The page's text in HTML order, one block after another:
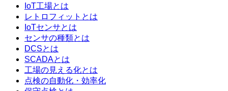
IoT工場とは
レトロフィットとは
IoTセンサとは
センサの種類とは
DCSとは
SCADAとは
工場の見える化とは
点検の自動化・効率化